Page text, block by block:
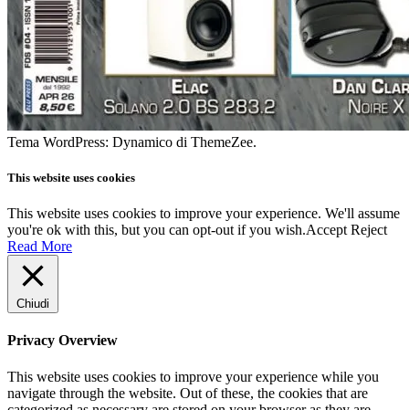
Tema WordPress: Dynamico di ThemeZee.
This website uses cookies
This website uses cookies to improve your experience. We'll assume
you're ok with this, but you can opt-out if you wish.Accept Reject
Read More
Chiudi
Privacy Overview
This website uses cookies to improve your experience while you
navigate through the website. Out of these, the cookies that are